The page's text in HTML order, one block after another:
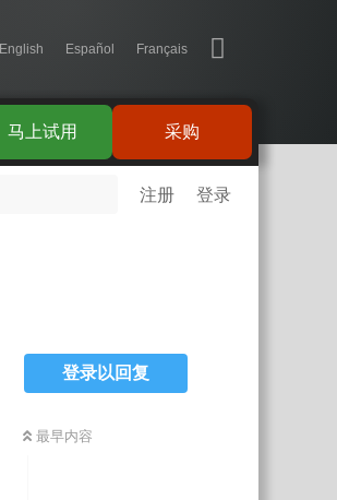
English Español Français
采购
马上试用
注册 登录
登录以回复
最早内容